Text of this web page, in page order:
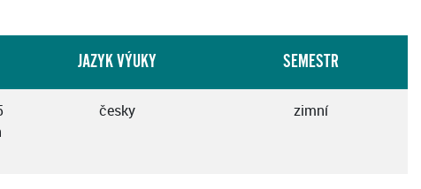
JAZYK VÝUKY SEMESTR
česky zimní